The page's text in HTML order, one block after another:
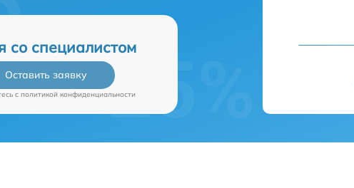
со специалистом
Оставить заявку
c политикой конфиденциальности